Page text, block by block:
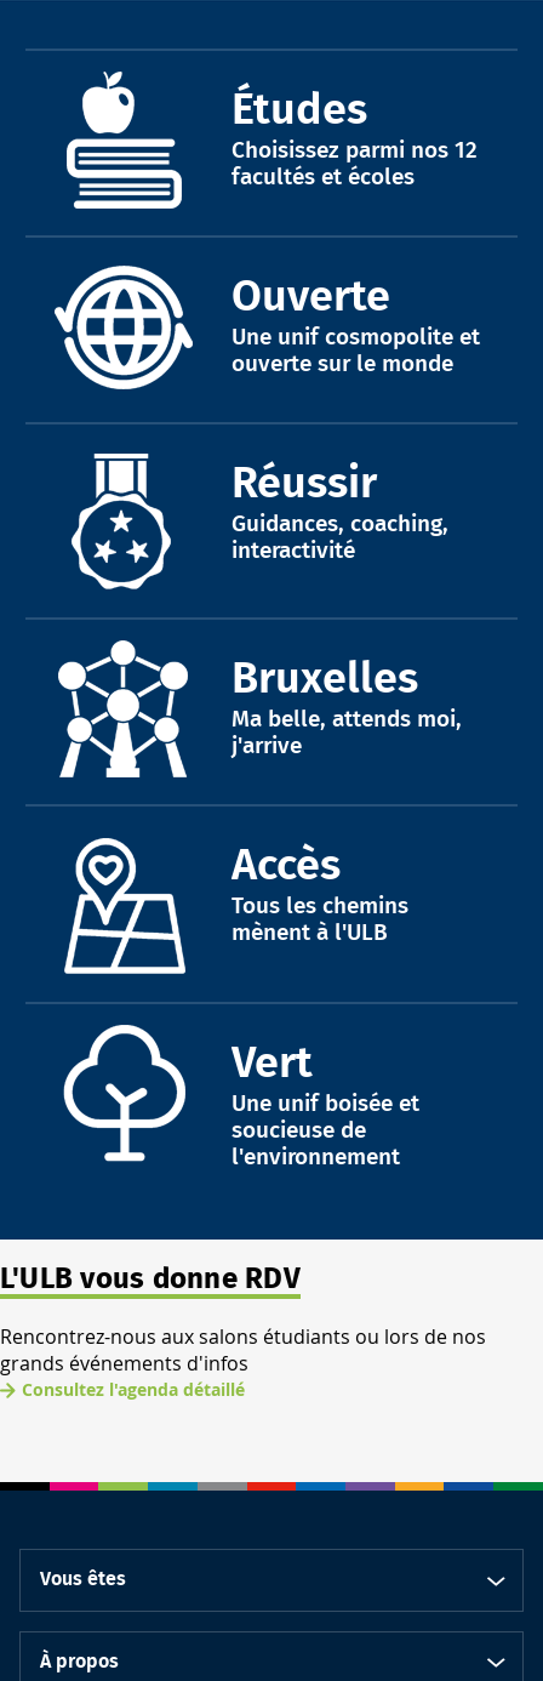
Études
Choisissez parmi nos 12
facultés et écoles
Ouverte
Une unif cosmopolite et
ouverte sur le monde
Réussir
Guidances, coaching,
interactivité
Bruxelles
Ma belle, attends moi,
j'arrive
Accès
Tous les chemins
mènent à l'ULB
Vert
Une unif boisée et
soucieuse de
l'environnement
L'ULB vous donne RDV
Rencontrez-nous aux salons étudiants ou lors de nos
grands événements d'infos
Consultez l'agenda détaillé
Vous êtes
À propos